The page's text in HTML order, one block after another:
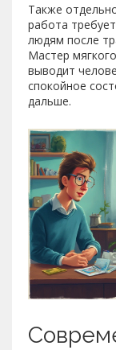
Также
работа
людям после
Мастер
выводит
спокойное
дальше.